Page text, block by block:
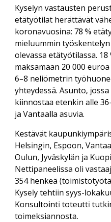
Kyselyn vastausten
etätyötilat herättävät
koronavuosina: 78 %
mieluummin
olevassa etätyötilassa.
maksamaan 20 000
6–8 neliömetrin
yhteydessä. Asunto,
kiinnostaa etenkin alle
ja Vantaalla asuvia.
Kestävät
Helsingin, Espoon,
Oulun, Jyväskylän ja
Nettipaneelissa oli
354 henkeä
Kysely tehtiin syys-
Konsultointi toteutti
toimeksiannosta.